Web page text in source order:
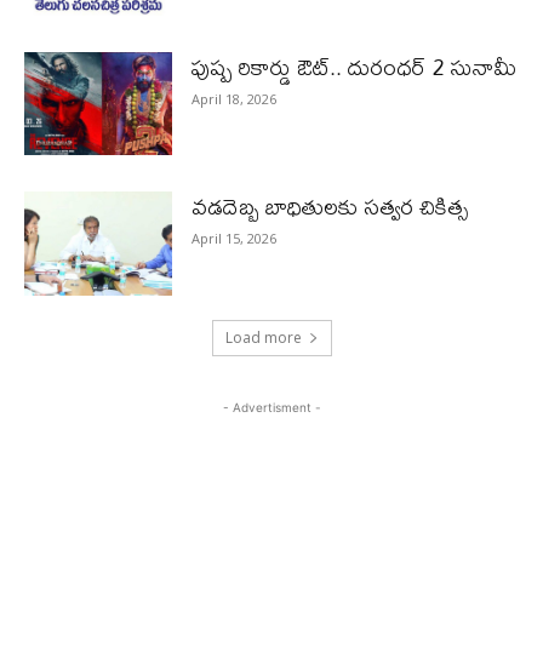
పుష్ప రికార్డు ఔట్‌.. దురంధ‌ర్ 2 సునామీ
April 18, 2026
వడదెబ్బ బాధితులకు సత్వర చికిత్స
April 15, 2026
Load more
- Advertisment -